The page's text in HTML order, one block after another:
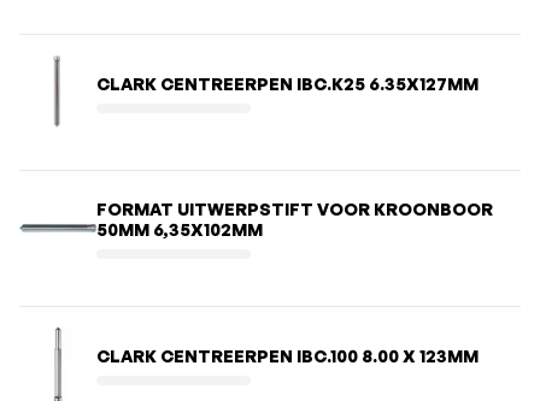
CLARK CENTREERPEN IBC.K25 6.35X127MM
FORMAT UITWERPSTIFT VOOR KROONBOOR
50MM 6,35X102MM
CLARK CENTREERPEN IBC.100 8.00 X 123MM